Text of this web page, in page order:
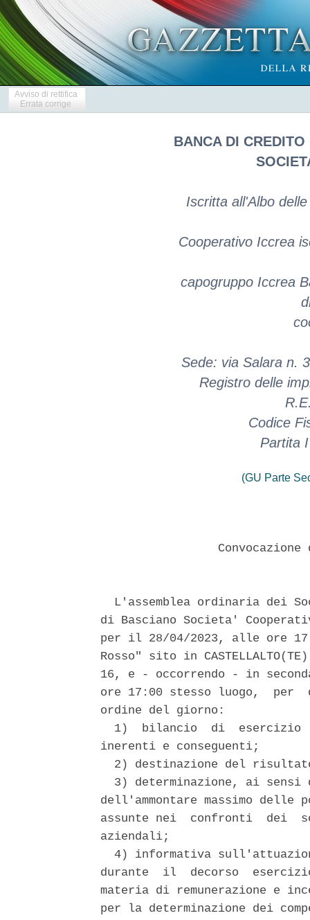
Avviso di rettifica
Errata corrige
BANCA DI
Iscritta all'Albo
Cooperativo Iccrea
capogruppo Iccrea
Sede: via Salara n.
Registro delle
Codice
Partita
(GU Parte
L'assemblea ordinaria dei
di Basciano Societa'
per il 28/04/2023, alle ore
Rosso" sito in
16, e - occorrendo - in
ore 17:00 stesso luogo,  per
ordine del giorno:
1)  bilancio  di  esercizio
inerenti e conseguenti;
2) destinazione del
3) determinazione, ai sensi
dell'ammontare massimo
assunte nei  confronti  dei
aziendali;
4) informativa
durante  il  decorso
materia di remunerazione e
per la determinazione dei